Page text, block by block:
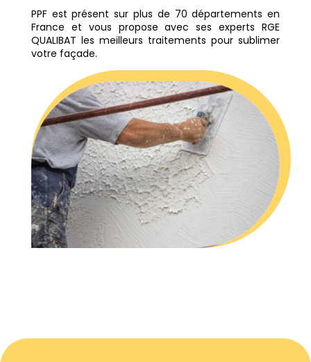
PPF est présent sur plus de 70 départements en
France et vous propose avec ses experts RGE
QUALIBAT les meilleurs traitements pour sublimer
votre façade.